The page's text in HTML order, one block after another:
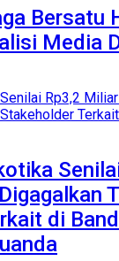
Bersatu
Media
di